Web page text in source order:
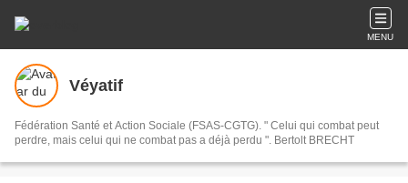
MENU
Véyatif
Fédération Santé et Action Sociale (FSAS-CGTG). " Celui qui combat peut
perdre, mais celui qui ne combat pas a déjà perdu ". Bertolt BRECHT